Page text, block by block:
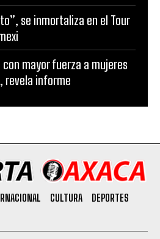
se inmortaliza en el Tour
mayor fuerza a mujeres
revela informe
CULTURA
DEPORTES